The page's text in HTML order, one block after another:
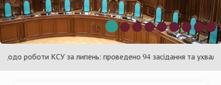
Суд
роботи КСУ за липень: проведено 94 засідання та ухвалено